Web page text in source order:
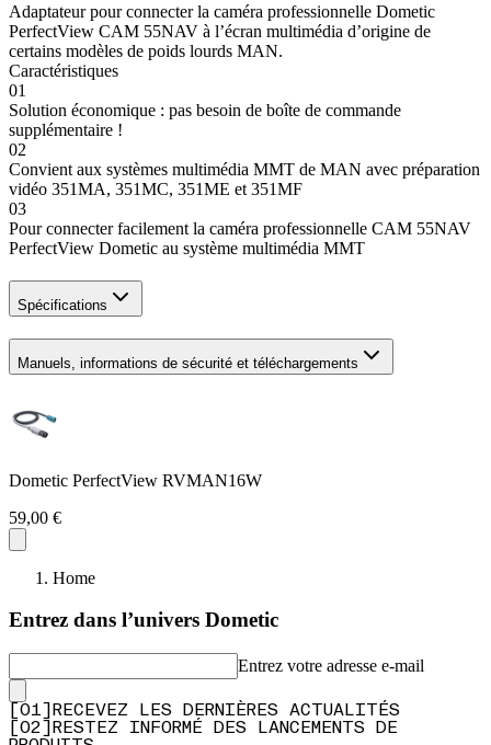
Adaptateur pour connecter la caméra professionnelle Dometic
PerfectView CAM 55NAV à l’écran multimédia d’origine de
certains modèles de poids lourds MAN.
Caractéristiques
01
Solution économique : pas besoin de boîte de commande
supplémentaire !
02
Convient aux systèmes multimédia MMT de MAN avec préparation
vidéo 351MA, 351MC, 351ME et 351MF
03
Pour connecter facilement la caméra professionnelle CAM 55NAV
PerfectView Dometic au système multimédia MMT
Spécifications
Manuels, informations de sécurité et téléchargements
Dometic PerfectView RVMAN16W
59,00 €
Home
Entrez dans l’univers Dometic
Entrez votre adresse e-mail
01
RECEVEZ LES DERNIÈRES ACTUALITÉS
02
RESTEZ INFORMÉ DES LANCEMENTS DE